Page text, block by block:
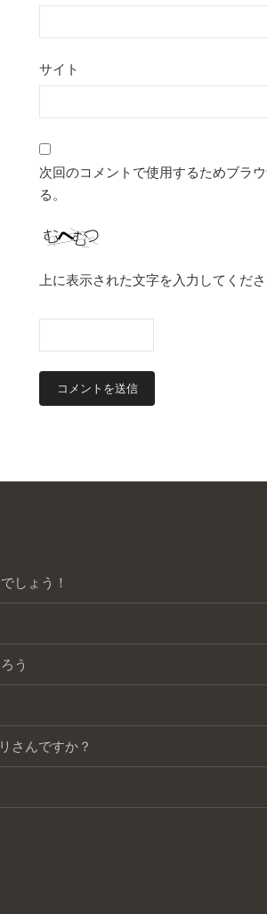
サイト
次回のコメントで使用するためブラ
る。
上に表示された文字を入力してくださ
しょう！
う
さんですか？